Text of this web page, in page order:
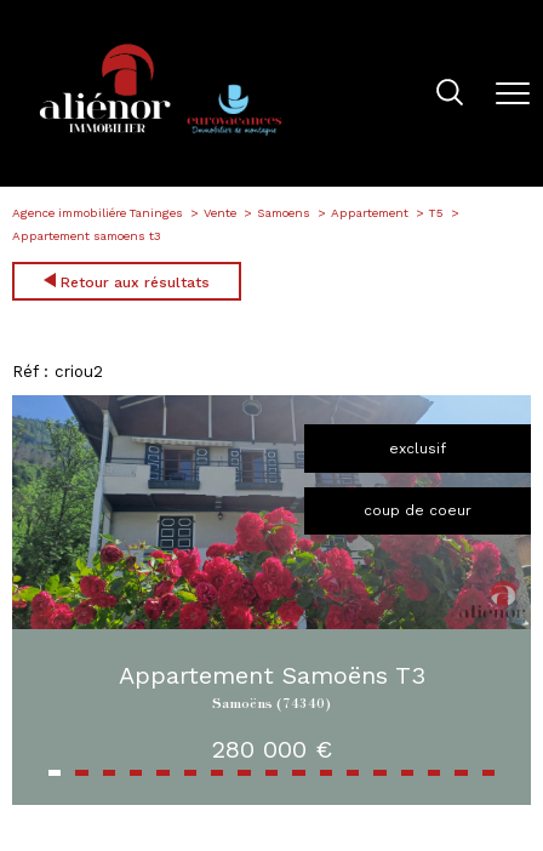
Agence immobiliére Taninges Vente Samoens Appartement
T5
Appartement samoens t3
Retour aux résultats
Réf : criou2
exclusif
coup de coeur
Appartement Samoëns T3
Samoëns (74340)
280 000 €